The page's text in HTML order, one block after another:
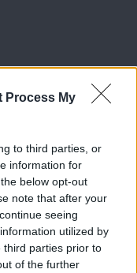
Process My
to third parties, or
information for
below opt-out
note that after your
seeing
utilized by
third parties prior to
of the further